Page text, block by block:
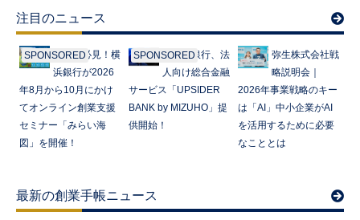
注目のニュース
SPONSORED起業家必見！横
浜銀行が2026
年8月から10月にかけ
てオンライン創業支援
セミナー「みらい海
図」を開催！
SPONSOREDみずほ銀行、法
人向け総合金融
サービス「UPSIDER
BANK by MIZUHO」提
供開始！
弥生株式会社戦
略説明会｜
2026年事業戦略のキー
は「AI」中小企業がAI
を活用するために必要
なこととは
最新の創業手帳ニュース